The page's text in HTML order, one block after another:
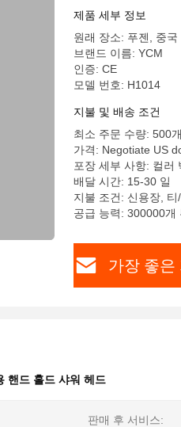
제품 세부 정보
원래 장소: 푸젠, 중국
브랜드 이름: YCM
인증: CE
모델 번호: H1014
지불 및 배송 조건
최소 주문 수량: 500
가격: Negotiate US
포장 세부 사항: 컬러
배달 시간: 15-30 일
지불 조건: 신용장, 티
공급 능력: 300000개
가장 좋은
핸드 홀드 샤워 헤드
판매 후 서비스: